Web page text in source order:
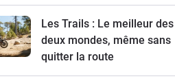
Les Trails : Le meilleur des
deux mondes, même sans
quitter la route